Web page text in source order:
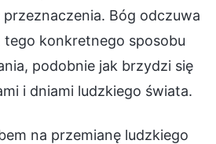
Bóg odczuwa
tego konkretnego sposobu
podobnie jak brzydzi się
i dniami ludzkiego świata.
na przemianę ludzkiego